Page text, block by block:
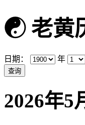
☯老黄
日期： 年
2026年5